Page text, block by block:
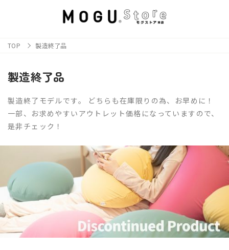
TOP 製造終了品
製造終了品
製造終了モデルです。 どちらも在庫限りの為、お早めに！
一部、お求めやすいアウトレット価格になっていますので、
是非チェック！